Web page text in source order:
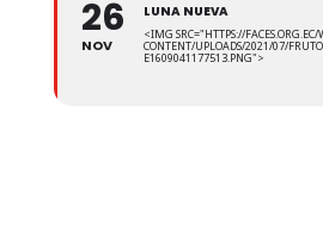
26
NOV
LUNA NUEVA
<IMG SRC="HTTPS://FACES.ORG.EC/
CONTENT/UPLOADS/2021/07/
E1609041177513.PNG">